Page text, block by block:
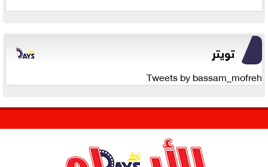
تويتر
Tweets by bassam_mofreh